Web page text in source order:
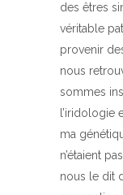
des êtres
véritable
provenir
nous
sommes
l’iridologie
ma
n’étaient
nous le dit